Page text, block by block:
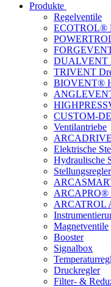
Produkte
Regelventile
ECOTROL®
DUALVENT
TRIVENT
BIOVENT®
CUSTOM-
Ventilantriebe
ARCADRIVE
Elektrische
Hydraulische
Stellungsregler
ARCAPRO®
ARCATROL
Magnetventile
Booster
Signalbox
Druckregler
Filter- &